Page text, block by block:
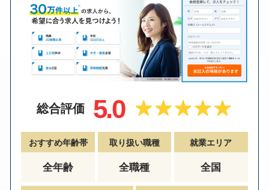
総合評価 5.0
おすすめ年齢帯
全年齢
取り扱い職種
全職種
就業エリア
全国